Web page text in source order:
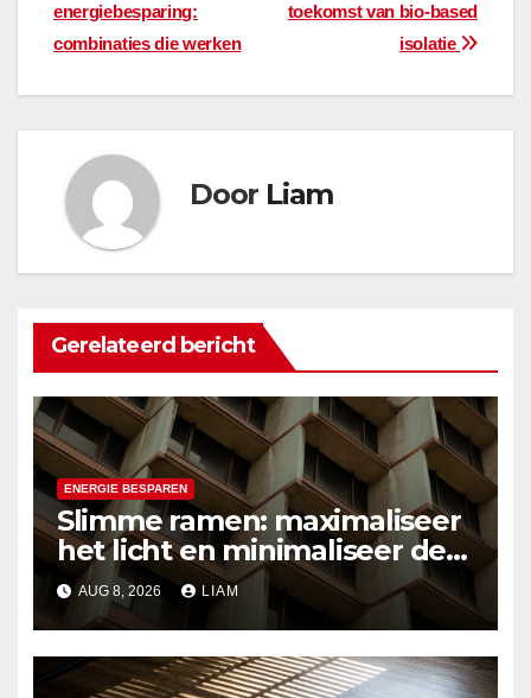
navigatie
toekomst van bio-based
isolatie
energiebesparing:
combinaties die werken
Door Liam
Gerelateerd bericht
ENERGIE BESPAREN
Slimme ramen: maximaliseer
het licht en minimaliseer de
hitte
AUG 8, 2026 LIAM